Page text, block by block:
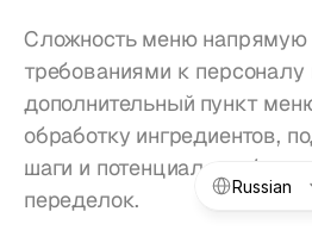
Сложность меню напрямую
требованиями к
дополнительный пункт
обработку ингредиентов,
шаги и потенциал ошибок,
переделок.
Select Language
Russian